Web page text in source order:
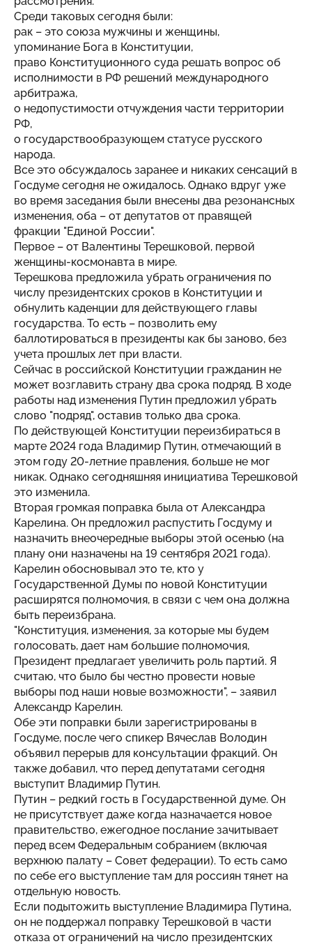
Среди таковых сегодня были:
рак – это союза мужчины и женщины,
упоминание Бога в Конституции,
право Конституционного суда решать вопрос об
исполнимости в РФ решений международного
арбитража,
о недопустимости отчуждения части территории
РФ,
о государствообразующем статусе русского
народа.
Все это обсуждалось заранее и никаких сенсаций в
Госдуме сегодня не ожидалось. Однако вдруг уже
во время заседания были внесены два резонансных
изменения, оба – от депутатов от правящей
фракции "Единой России".
Первое – от Валентины Терешковой, первой
женщины-космонавта в мире.
Терешкова предложила убрать ограничения по
числу президентских сроков в Конституции и
обнулить каденции для действующего главы
государства. То есть – позволить ему
баллотироваться в президенты как бы заново, без
учета прошлых лет при власти.
Сейчас в российской Конституции гражданин не
может возглавить страну два срока подряд. В ходе
работы над изменения Путин предложил убрать
слово "подряд", оставив только два срока.
По действующей Конституции переизбираться в
марте 2024 года Владимир Путин, отмечающий в
этом году 20-летние правления, больше не мог
никак. Однако сегодняшняя инициатива Терешковой
это изменила.
Вторая громкая поправка была от Александра
Карелина. Он предложил распустить Госдуму и
назначить внеочередные выборы этой осенью (на
плану они назначены на 19 сентября 2021 года).
Карелин обосновывал это те, кто у
Государственной Думы по новой Конституции
расширятся полномочия, в связи с чем она должна
быть переизбрана.
"Конституция, изменения, за которые мы будем
голосовать, дает нам большие полномочия,
Президент предлагает увеличить роль партий. Я
считаю, что было бы честно провести новые
выборы под наши новые возможности", – заявил
Александр Карелин.
Обе эти поправки были зарегистрированы в
Госдуме, после чего спикер Вячеслав Володин
объявил перерыв для консультации фракций. Он
также добавил, что перед депутатами сегодня
выступит Владимир Путин.
Путин – редкий гость в Государственной думе. Он
не присутствует даже когда назначается новое
правительство, ежегодное послание зачитывает
перед всем Федеральным собранием (включая
верхнюю палату – Совет федерации). То есть само
по себе его выступление там для россиян тянет на
отдельную новость.
Если подытожить выступление Владимира Путина,
он не поддержал поправку Терешковой в части
отказа от ограничений на число президентских